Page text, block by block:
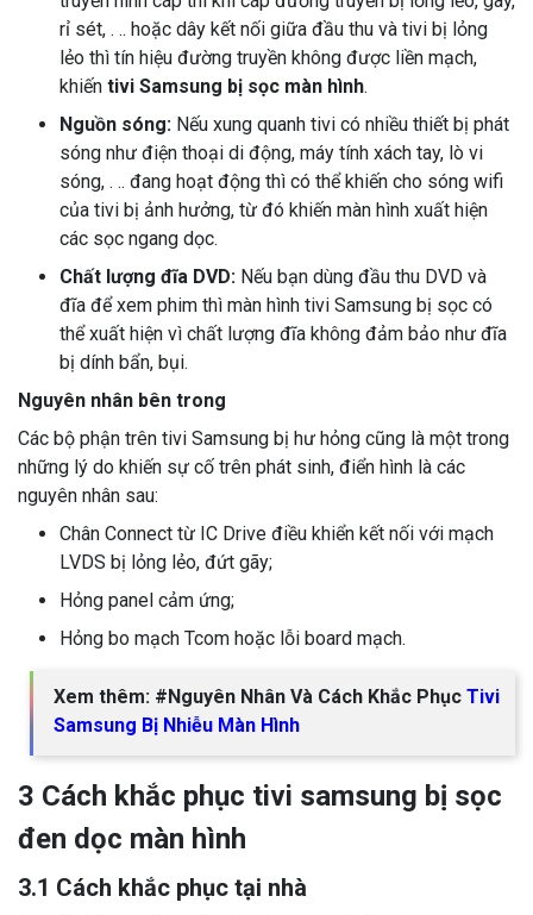
rỉ sét, . .. hoặc dây kết nối giữa đầu thu và tivi bị lỏng
lẻo thì tín hiệu đường truyền không được liền mạch,
khiến tivi Samsung bị sọc màn hình.
Nguồn sóng: Nếu xung quanh tivi có nhiều thiết bị phát
sóng như điện thoại di động, máy tính xách tay, lò vi
sóng, . .. đang hoạt động thì có thể khiến cho sóng wifi
của tivi bị ảnh hưởng, từ đó khiến màn hình xuất hiện
các sọc ngang dọc.
Chất lượng đĩa DVD: Nếu bạn dùng đầu thu DVD và
đĩa để xem phim thì màn hình tivi Samsung bị sọc có
thể xuất hiện vì chất lượng đĩa không đảm bảo như đĩa
bị dính bẩn, bụi.
Nguyên nhân bên trong
Các bộ phận trên tivi Samsung bị hư hỏng cũng là một trong
những lý do khiến sự cố trên phát sinh, điển hình là các
nguyên nhân sau:
Chân Connect từ IC Drive điều khiển kết nối với mạch
LVDS bị lỏng lẻo, đứt gãy;
Hỏng panel cảm ứng;
Hỏng bo mạch Tcom hoặc lỗi board mạch.
Xem thêm: #Nguyên Nhân Và Cách Khắc Phục Tivi
Samsung Bị Nhiễu Màn Hình
3 Cách khắc phục tivi samsung bị sọc
đen dọc màn hình
3.1 Cách khắc phục tại nhà